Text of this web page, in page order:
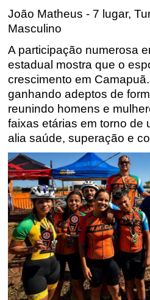
João Matheus - 7 lugar,
Masculino
A participação numerosa
estadual mostra que o
crescimento em
ganhando adeptos de
reunindo homens e
faixas etárias em torno de
alia saúde, superação e